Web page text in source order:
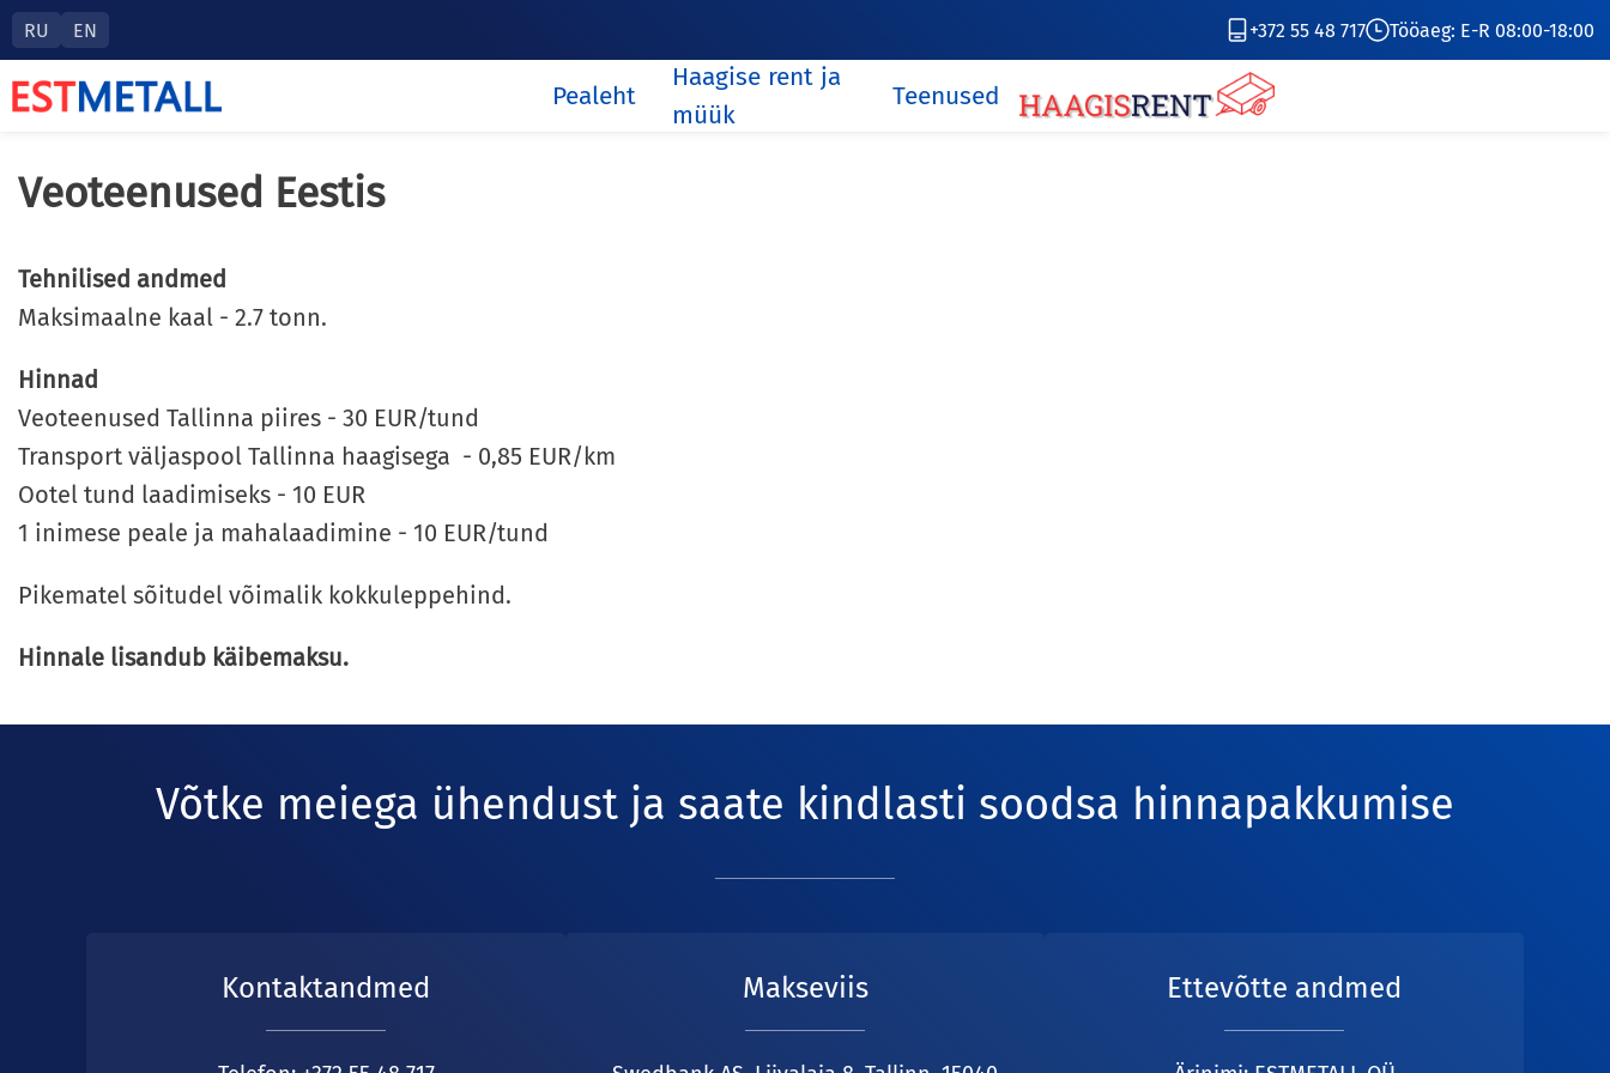
RU EN +372 55 48 717 Tööaeg: E-R 08:00-18:00
Pealeht
Haagise rent ja
müük
Teenused
Veoteenused Eestis
Tehnilised andmed
Maksimaalne kaal - 2.7 tonn.
Hinnad
Veoteenused Tallinna piires - 30 EUR/tund
Transport väljaspool Tallinna haagisega - 0,85 EUR/km
Ootel tund laadimiseks - 10 EUR
1 inimese peale ja mahalaadimine - 10 EUR/tund
Pikematel sõitudel võimalik kokkuleppehind.
Hinnale lisandub käibemaksu.
Võtke meiega ühendust ja saate kindlasti soodsa hinnapakkumise
Kontaktandmed Makseviis Ettevõtte andmed